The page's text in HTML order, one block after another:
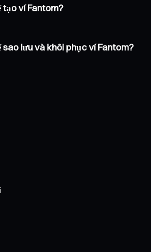
tạo ví Fantom?
sao lưu và khôi phục ví Fantom?